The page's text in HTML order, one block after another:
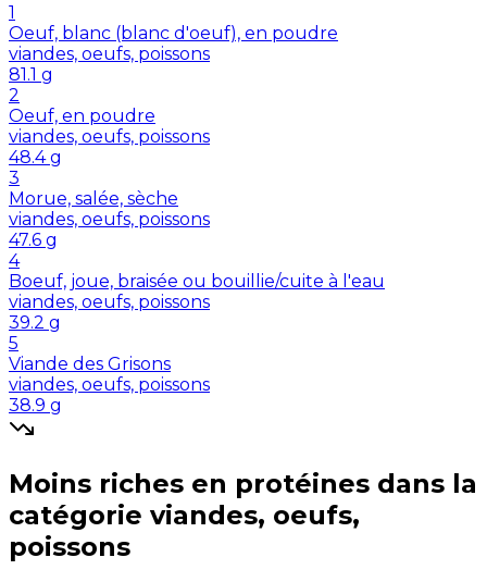
1
Oeuf, blanc (blanc d'oeuf), en poudre
viandes, oeufs, poissons
81.1 g
2
Oeuf, en poudre
viandes, oeufs, poissons
48.4 g
3
Morue, salée, sèche
viandes, oeufs, poissons
47.6 g
4
Boeuf, joue, braisée ou bouillie/cuite à l'eau
viandes, oeufs, poissons
39.2 g
5
Viande des Grisons
viandes, oeufs, poissons
38.9 g
Moins riches en protéines dans la
catégorie viandes, oeufs,
poissons